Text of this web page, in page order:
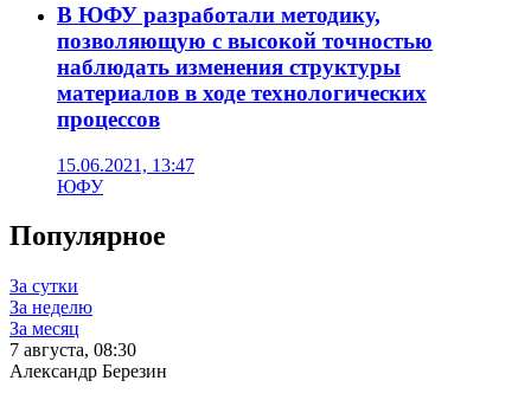
В ЮФУ разработали методику,
позволяющую с высокой точностью
наблюдать изменения структуры
материалов в ходе технологических
процессов
15.06.2021, 13:47
ЮФУ
Популярное
За сутки
За неделю
За месяц
7 августа, 08:30
Александр Березин